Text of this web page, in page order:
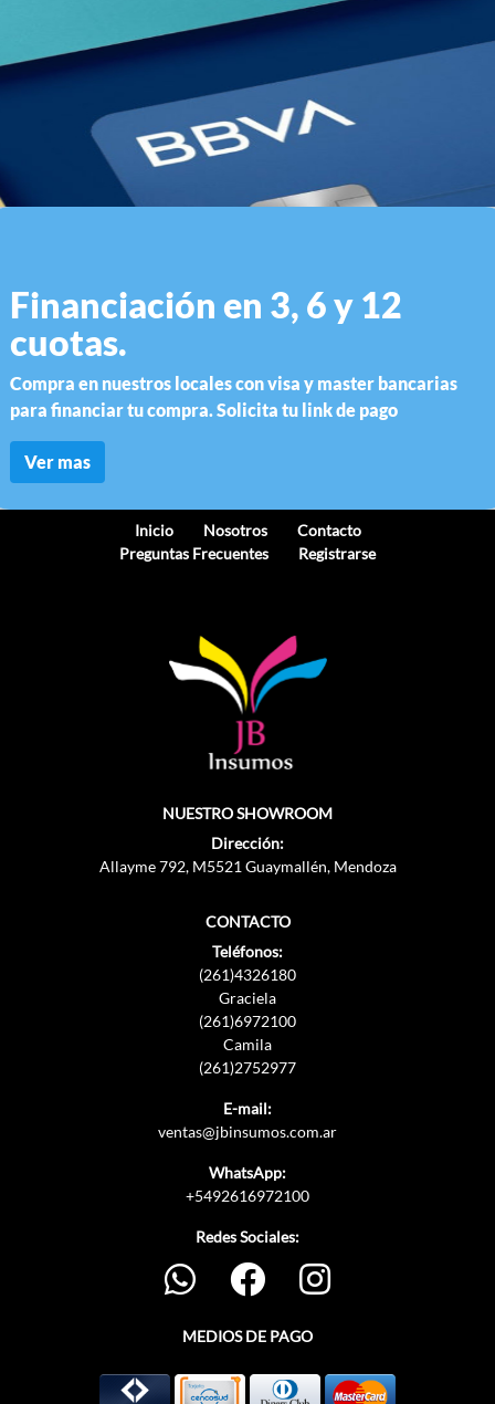
Financiación en 3, 6 y 12
cuotas.
Compra en nuestros locales con visa y master bancarias
para financiar tu compra. Solicita tu link de pago
Ver mas
Inicio Nosotros
Contacto
Preguntas Frecuentes
Registrarse
NUESTRO SHOWROOM
Dirección:
Allayme 792, M5521 Guaymallén, Mendoza
CONTACTO
Teléfonos:
(261)4326180
Graciela
(261)6972100
Camila
(261)2752977
E-mail:
ventas@jbinsumos.com.ar
WhatsApp:
+5492616972100
Redes Sociales:
MEDIOS DE PAGO